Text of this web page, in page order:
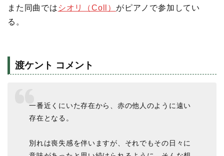
また同曲では シオリ（Coll） がピアノで参加してい
る。
渡ケント コメント
一番近くにいた存在から、赤の他人のように遠い
存在となる。
別れは喪失感を伴いますが、それでもその日々に